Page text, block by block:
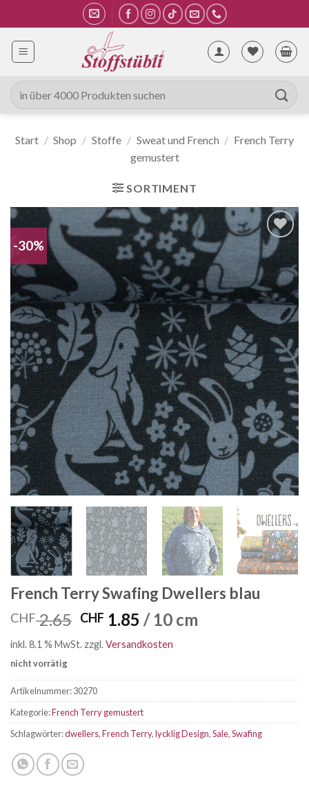
Inhalt
springen
Suche
nach:
Start / Shop / Stoffe / Sweat und French / French Terry
gemustert
SORTIMENT
-30%
Auf die
Wunschliste
French Terry Swafing Dwellers blau
CHF2.65 Ursprünglicher
Preis
war:
CHF 1.85 Aktueller
Preis
ist:
/ 10 cm
inkl. 8.1 % MwSt. zzgl.Versandkosten
nicht vorrätig
Artikelnummer:30270
Kategorie:French Terry gemustert
Schlagwörter:dwellers,French Terry,lycklig Design,Sale,Swafing